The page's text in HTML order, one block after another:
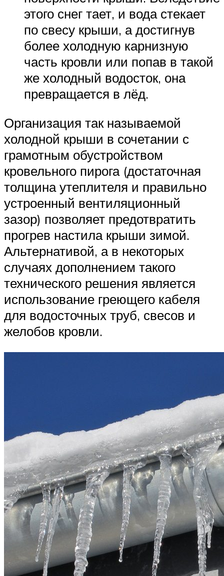
этого снег тает, и вода стекает
по свесу крыши, а достигнув
более холодную карнизную
часть кровли или попав в такой
же холодный водосток, она
превращается в лёд.
Организация так называемой
холодной крыши в сочетании с
грамотным обустройством
кровельного пирога (достаточная
толщина утеплителя и правильно
устроенный вентиляционный
зазор) позволяет предотвратить
прогрев настила крыши зимой.
Альтернативой, а в некоторых
случаях дополнением такого
технического решения является
использование греющего кабеля
для водосточных труб, свесов и
желобов кровли.